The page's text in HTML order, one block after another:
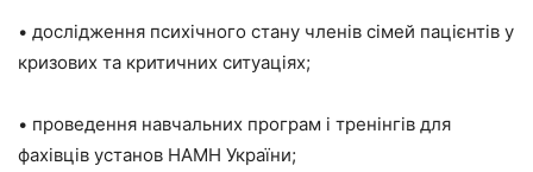
• дослідження психічного стану членів сімей пацієнтів у
кризових та критичних ситуаціях;
• проведення навчальних програм і тренінгів для
фахівців установ НАМН України;